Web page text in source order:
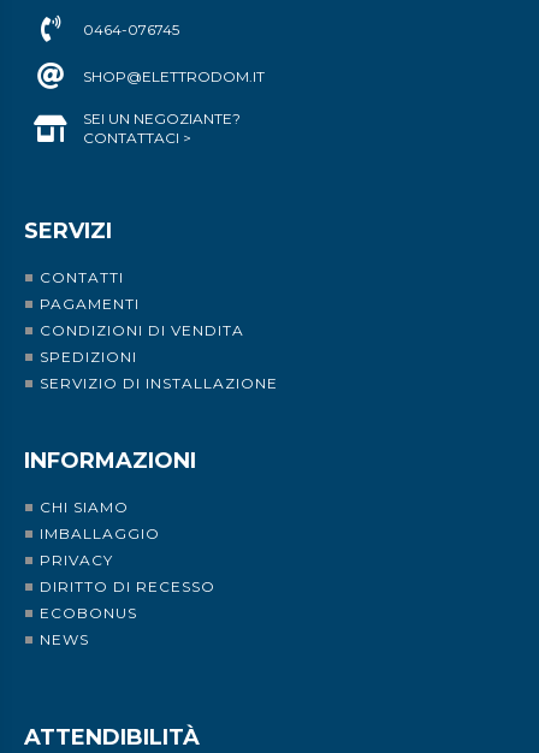
0464-076745
SHOP@ELETTRODOM.IT
SEI UN NEGOZIANTE?
CONTATTACI >
SERVIZI
CONTATTI
PAGAMENTI
CONDIZIONI DI VENDITA
SPEDIZIONI
SERVIZIO DI INSTALLAZIONE
INFORMAZIONI
CHI SIAMO
IMBALLAGGIO
PRIVACY
DIRITTO DI RECESSO
ECOBONUS
NEWS
ATTENDIBILITÀ